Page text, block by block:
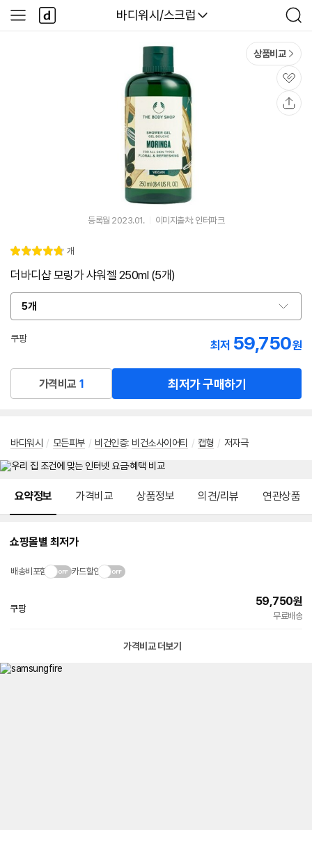
다나와
바디워시/스크럽
검
색
사
이
다
나
와
상품비교
관
심
등록월 2023.01. 이미지출처: 인터파크
별
4.
리
개
더바디샵 모링가 샤워젤 250ml (5개)
5개
옵
션
선
쿠팡
최저 59,750원
가격비교 1 최저가 구매하기
바디워시 / 모든피부 / 비건인증: 비건소사이어티 / 캡형 / 저자극
요약정보 가격비교 상품정보 의견/리뷰 연관상품
쇼핑몰별 최저가
배송비포함 카드할인
쿠팡
59,750원
무료배송
가격비교 더보기